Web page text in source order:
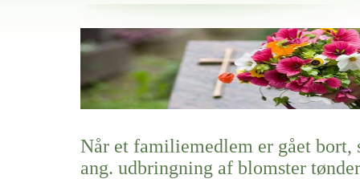
Her hos os får du altid en god afslutning når det gælder
Udbringning Af Blomster Tønder
vi hjælper i alle faser af begravelsel
Når et familiemedlem er gået bort,
ang. udbringning af blomster tønder